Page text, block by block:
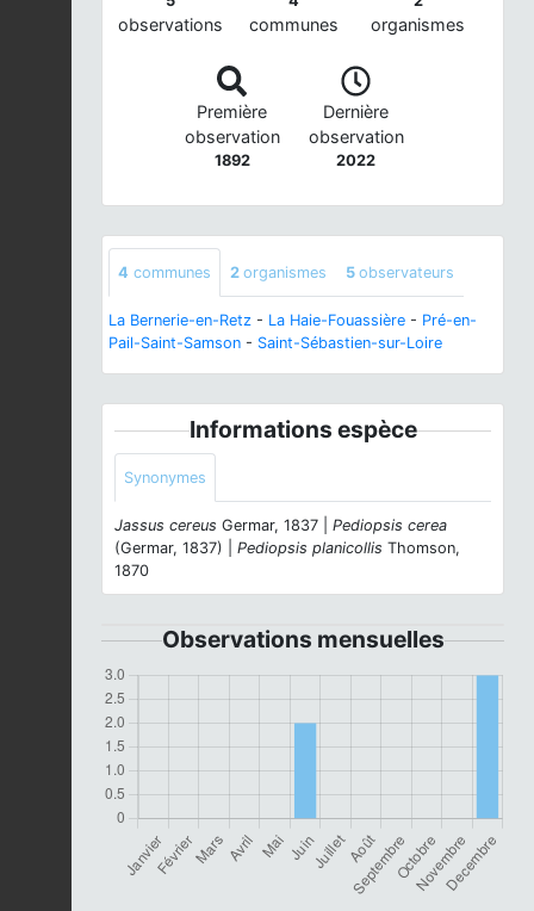
observations communes organismes
Première
observation
1892
Dernière
observation
2022
4 communes 2 organismes 5 observateurs
La Bernerie-en-Retz - La Haie-Fouassière - Pré-en-
Pail-Saint-Samson - Saint-Sébastien-sur-Loire
Informations espèce
Synonymes
Jassus cereus Germar, 1837 | Pediopsis cerea
(Germar, 1837) | Pediopsis planicollis Thomson,
1870
Observations mensuelles